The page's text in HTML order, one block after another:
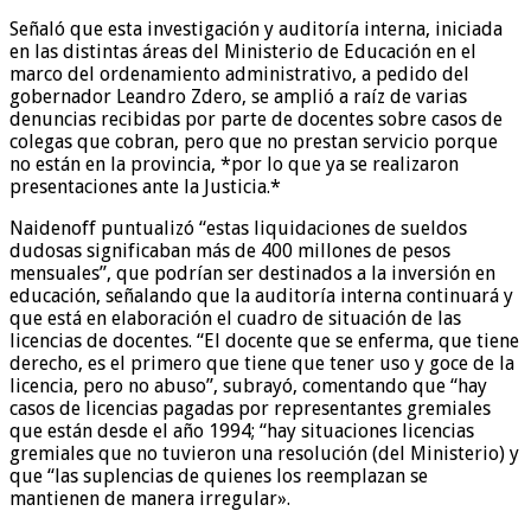
Señaló que esta investigación y auditoría interna, iniciada
en las distintas áreas del Ministerio de Educación en el
marco del ordenamiento administrativo, a pedido del
gobernador Leandro Zdero, se amplió a raíz de varias
denuncias recibidas por parte de docentes sobre casos de
colegas que cobran, pero que no prestan servicio porque
no están en la provincia, *por lo que ya se realizaron
presentaciones ante la Justicia.*
Naidenoff puntualizó “estas liquidaciones de sueldos
dudosas significaban más de 400 millones de pesos
mensuales”, que podrían ser destinados a la inversión en
educación, señalando que la auditoría interna continuará y
que está en elaboración el cuadro de situación de las
licencias de docentes. “El docente que se enferma, que tiene
derecho, es el primero que tiene que tener uso y goce de la
licencia, pero no abuso”, subrayó, comentando que “hay
casos de licencias pagadas por representantes gremiales
que están desde el año 1994; “hay situaciones licencias
gremiales que no tuvieron una resolución (del Ministerio) y
que “las suplencias de quienes los reemplazan se
mantienen de manera irregular».